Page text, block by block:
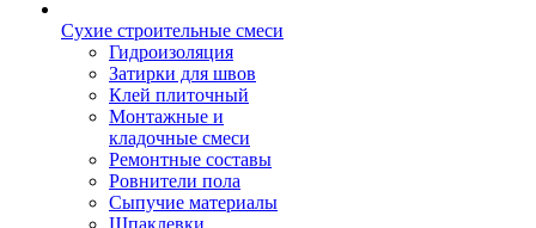
Сухие строительные смеси
Гидроизоляция
Затирки для швов
Клей плиточный
Монтажные и
кладочные смеси
Ремонтные составы
Ровнители пола
Сыпучие материалы